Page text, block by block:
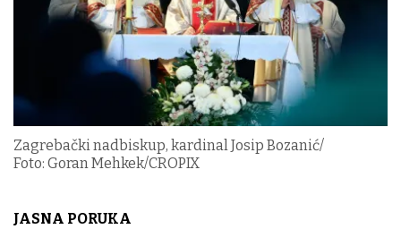
Zagrebački nadbiskup, kardinal Josip Bozanić/
Foto: Goran Mehkek/CROPIX
JASNA PORUKA